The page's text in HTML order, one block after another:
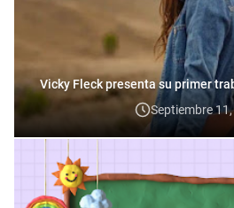
Vicky Fleck presenta su primer
Septiembre